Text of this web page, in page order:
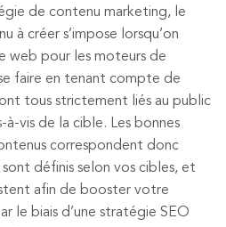
de contenu marketing, le
à créer s’impose lorsqu’on
web pour les moteurs de
faire en tenant compte de
tous strictement liés au public
vis de la cible. Les bonnes
correspondent donc
définis selon vos cibles, et
afin de booster votre
le biais d’une stratégie SEO